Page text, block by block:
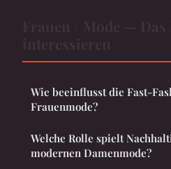
Wie beeinflusst die Fast-
Frauenmode?
Welche Rolle spielt
modernen Damenmode?